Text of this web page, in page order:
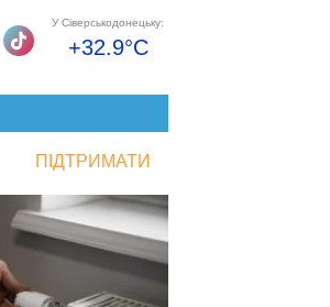
У Сіверськодонецьку:
+32.9°C
ПІДТРИМАТИ